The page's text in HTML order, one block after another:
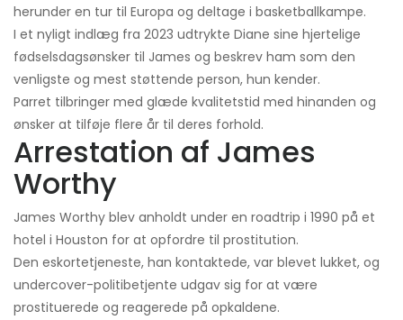
herunder en tur til Europa og deltage i basketballkampe.
I et nyligt indlæg fra 2023 udtrykte Diane sine hjertelige
fødselsdagsønsker til James og beskrev ham som den
venligste og mest støttende person, hun kender.
Parret tilbringer med glæde kvalitetstid med hinanden og
ønsker at tilføje flere år til deres forhold.
Arrestation af James
Worthy
James Worthy blev anholdt under en roadtrip i 1990 på et
hotel i Houston for at opfordre til prostitution.
Den eskortetjeneste, han kontaktede, var blevet lukket, og
undercover-politibetjente udgav sig for at være
prostituerede og reagerede på opkaldene.